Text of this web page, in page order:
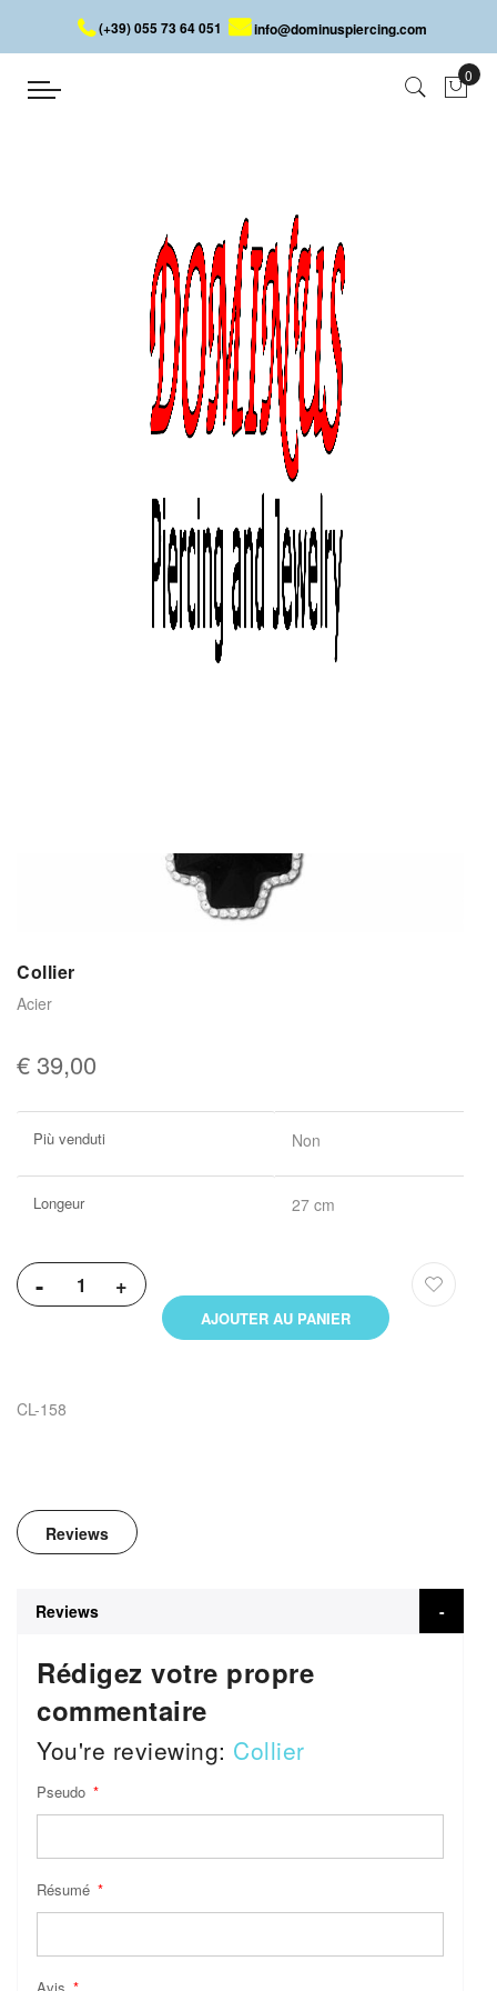
(+39) 055 73 64 051 info@dominuspiercing.com
Collier
Collier
Acier
€ 39,00
d’information
Più venduti Non
Longeur 27 cm
- +
AJOUTER AU PANIER
CL-158
Reviews
Reviews
Rédigez votre propre
commentaire
You're reviewing: Collier
Pseudo
Résumé
Avis